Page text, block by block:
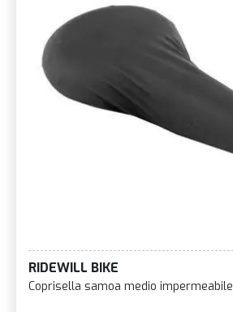
RIDEWILL BIKE
Coprisella samoa medio impermeabile